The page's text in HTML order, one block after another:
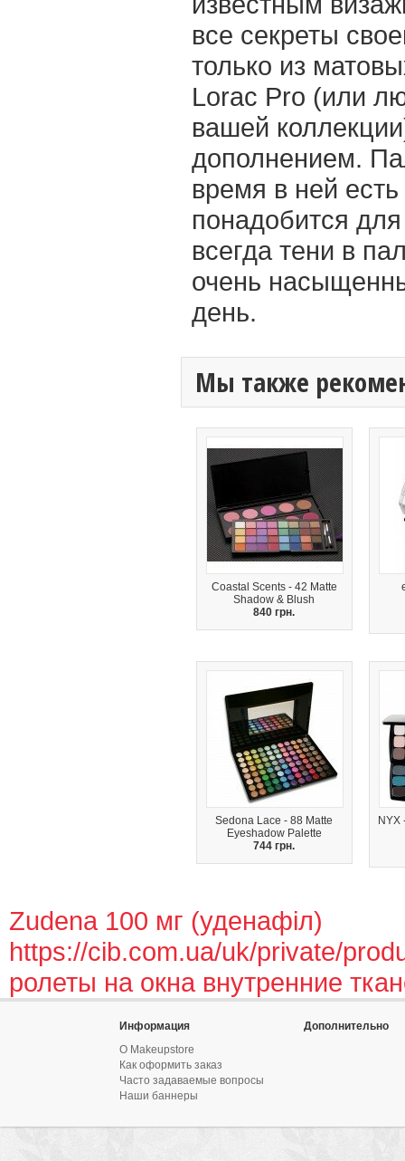
все секреты
только из
Lorac Pro (или
вашей
дополнением.
время в ней
понадобится
всегда тени в
очень
день.
Мы также
Coastal Scents - 42 Matte
Shadow & Blush
840 грн.
Sedona Lace - 88 Matte
Eyeshadow Palette
744 грн.
NYX
Zudena 100 мг (уденафіл)
https://cib.com.ua/uk/private/
ролеты на окна внутренние
Информация
О Makeupstore
Как оформить заказ
Часто задаваемые вопросы
Наши баннеры
Дополнительно